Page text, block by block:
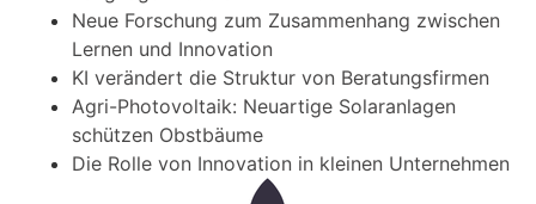
Neue Forschung zum Zusammenhang zwischen
Lernen und Innovation
KI verändert die Struktur von Beratungsfirmen
Agri-Photovoltaik: Neuartige Solaranlagen
schützen Obstbäume
Die Rolle von Innovation in kleinen Unternehmen